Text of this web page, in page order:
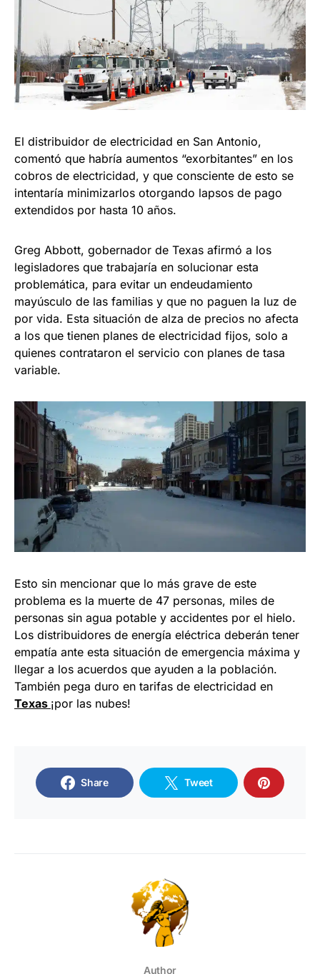
El distribuidor de electricidad en San Antonio,
comentó que habría aumentos “exorbitantes” en los
cobros de electricidad, y que consciente de esto se
intentaría minimizarlos otorgando lapsos de pago
extendidos por hasta 10 años.
Greg Abbott, gobernador de Texas afirmó a los
legisladores que trabajaría en solucionar esta
problemática, para evitar un endeudamiento
mayúsculo de las familias y que no paguen la luz de
por vida. Esta situación de alza de precios no afecta
a los que tienen planes de electricidad fijos, solo a
quienes contrataron el servicio con planes de tasa
variable.
Esto sin mencionar que lo más grave de este
problema es la muerte de 47 personas, miles de
personas sin agua potable y accidentes por el hielo.
Los distribuidores de energía eléctrica deberán tener
empatía ante esta situación de emergencia máxima y
llegar a los acuerdos que ayuden a la población.
También pega duro en tarifas de electricidad en
Texas ¡por las nubes!
Share Tweet
Author